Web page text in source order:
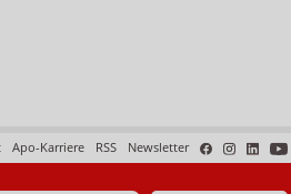
Newsletter
RSS
Apo-Karriere